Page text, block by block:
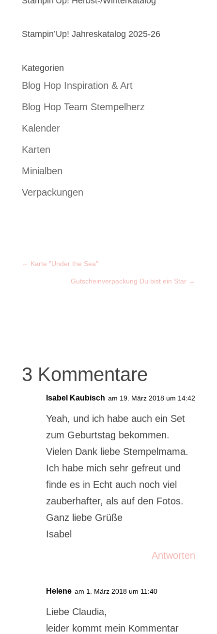
Stampin’Up! Jahreskatalog 2025-26
Kategorien
Blog Hop Inspiration & Art
Blog Hop Team Stempelherz
Kalender
Karten
Minialben
Verpackungen
← Karte "Under the Sea"
Gutscheinverpackung Du bist ein Star →
3 Kommentare
Isabel Kaubisch am 19. März 2018 um 14:42
Yeah, und ich habe auch ein Set
zum Geburtstag bekommen.
Vielen Dank liebe Stempelmama.
Ich habe mich sehr gefreut und
finde es in Echt auch noch viel
zauberhafter, als auf den Fotos.
Ganz liebe Grüße
Isabel
Antworten
Helene am 1. März 2018 um 11:40
Liebe Claudia,
leider kommt mein Kommentar